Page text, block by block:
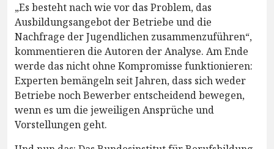
„Es besteht nach wie vor das Problem, das
Ausbildungsangebot der Betriebe und die
Nachfrage der Jugendlichen zusammenzuführen“,
kommentieren die Autoren der Analyse. Am Ende
werde das nicht ohne Kompromisse funktionieren:
Experten bemängeln seit Jahren, dass sich weder
Betriebe noch Bewerber entscheidend bewegen,
wenn es um die jeweiligen Ansprüche und
Vorstellungen geht.